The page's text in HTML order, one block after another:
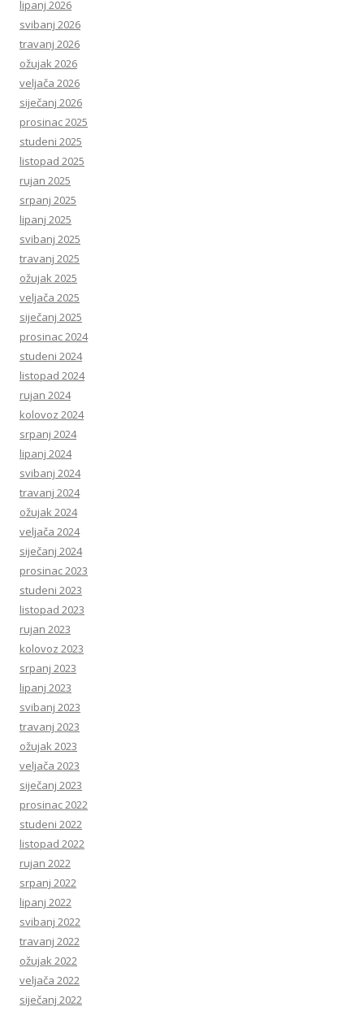
lipanj 2026
svibanj 2026
travanj 2026
ožujak 2026
veljača 2026
siječanj 2026
prosinac 2025
studeni 2025
listopad 2025
rujan 2025
srpanj 2025
lipanj 2025
svibanj 2025
travanj 2025
ožujak 2025
veljača 2025
siječanj 2025
prosinac 2024
studeni 2024
listopad 2024
rujan 2024
kolovoz 2024
srpanj 2024
lipanj 2024
svibanj 2024
travanj 2024
ožujak 2024
veljača 2024
siječanj 2024
prosinac 2023
studeni 2023
listopad 2023
rujan 2023
kolovoz 2023
srpanj 2023
lipanj 2023
svibanj 2023
travanj 2023
ožujak 2023
veljača 2023
siječanj 2023
prosinac 2022
studeni 2022
listopad 2022
rujan 2022
srpanj 2022
lipanj 2022
svibanj 2022
travanj 2022
ožujak 2022
veljača 2022
siječanj 2022